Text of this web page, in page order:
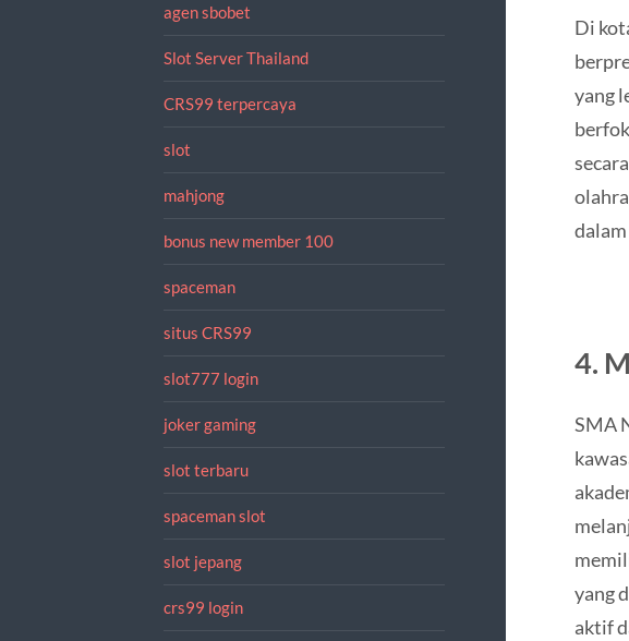
agen sbobet
Slot Server Thailand
CRS99 terpercaya
slot
mahjong
bonus new member 100
spaceman
situs CRS99
slot777 login
joker gaming
slot terbaru
spaceman slot
slot jepang
crs99 login
Di
yang
4.
SMA
yang
aktif